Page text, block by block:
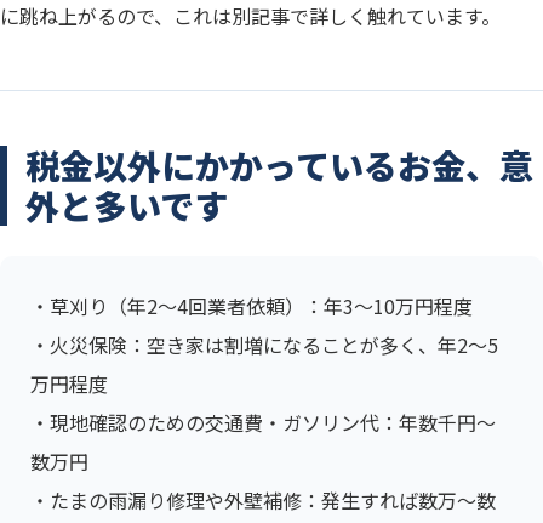
に跳ね上がるので、これは別記事で詳しく触れています。
税金以外にかかっているお金、意
外と多いです
・草刈り（年2〜4回業者依頼）：年3〜10万円程度
・火災保険：空き家は割増になることが多く、年2〜5
万円程度
・現地確認のための交通費・ガソリン代：年数千円〜
数万円
・たまの雨漏り修理や外壁補修：発生すれば数万〜数